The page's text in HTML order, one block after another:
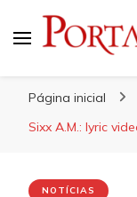
Página inicial
Sixx A.M.: lyric
NOTÍCIAS